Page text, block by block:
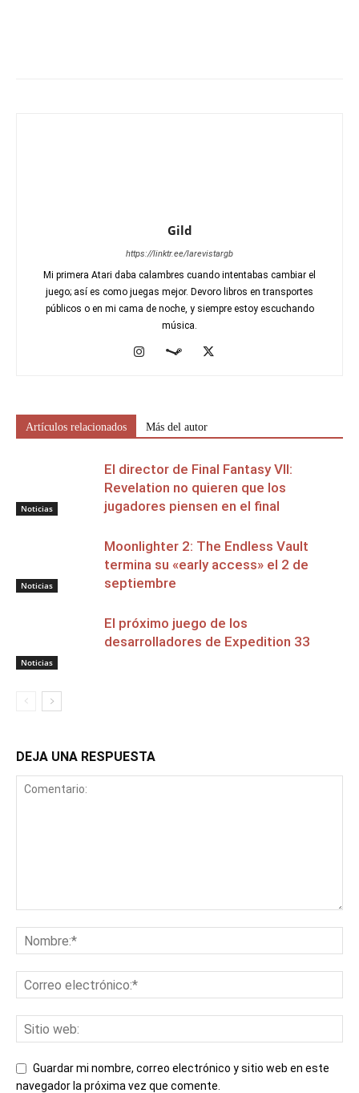
Gild
https://linktr.ee/larevistargb
Mi primera Atari daba calambres cuando intentabas cambiar el
juego; así es como juegas mejor. Devoro libros en transportes
públicos o en mi cama de noche, y siempre estoy escuchando
música.
Artículos relacionados Más del autor
Noticias
El director de Final Fantasy VII:
Revelation no quieren que los
jugadores piensen en el final
Noticias
Moonlighter 2: The Endless Vault
termina su «early access» el 2 de
septiembre
Noticias
El próximo juego de los
desarrolladores de Expedition 33
DEJA UNA RESPUESTA
Guardar mi nombre, correo electrónico y sitio web en este
navegador la próxima vez que comente.